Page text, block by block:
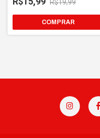
R$19,99